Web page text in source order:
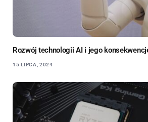
Rozwój technologii AI i jego
15 LIPCA, 2024